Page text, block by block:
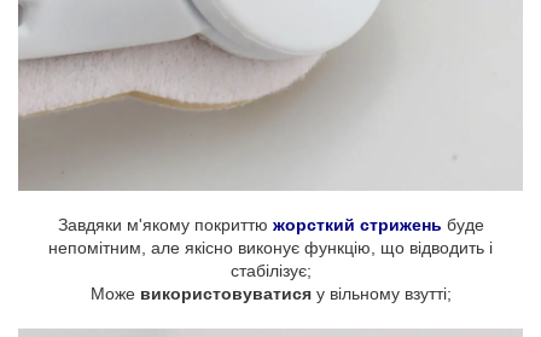
Завдяки м'якому покриттю жорсткий стрижень буде
непомітним, але якісно виконує функцію, що відводить і
стабілізує;
Може використовуватисяу вільному взутті;